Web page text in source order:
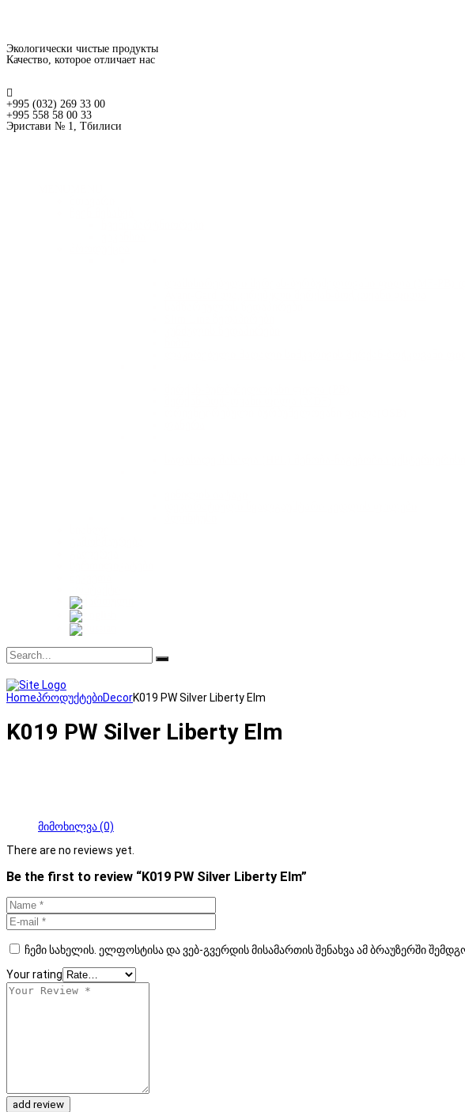
Экологически чистые продукты
Качество, которое отличает нас
+995 (032) 269 33 00
+995 558 58 00 33
Эристави № 1, Тбилиси
HomeპროდუქტებიDecorK019 PW Silver Liberty Elm
K019 PW Silver Liberty Elm
მიმოხილვა (0)
There are no reviews yet.
Be the first to review “K019 PW Silver Liberty Elm”
ჩემი სახელის. ელფოსტისა და ვებ-გვერდის მისამართის შენახვა ამ ბრაუზერში
Your rating
add review